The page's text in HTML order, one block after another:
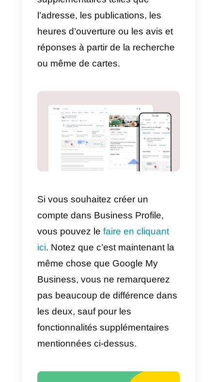
Pour configurer les messages,
l’application sur votre appareil.
compte du fait que votre
entreprise doit être vérifiée pour
que l’option de messagerie
notre entreprise et que notre
application Google My Business
est installée sur le téléphone. Il
vous suffit de suivre les étapes
suivantes pour configurer la
messagerie.
Messages
.